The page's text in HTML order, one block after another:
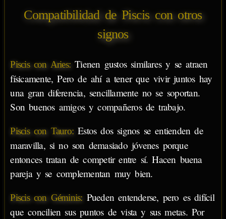
Compatibilidad de Piscis con otros
signos
Piscis con Aries: Tienen gustos similares y se atraen
físicamente, Pero de ahí a tener que vivir juntos hay
una gran diferencia, sencillamente no se soportan.
Son buenos amigos y compañeros de trabajo.
Piscis con Tauro: Estos dos signos se entienden de
maravilla, si no son demasiado jóvenes porque
entonces tratan de competir entre sí. Hacen buena
pareja y se complementan muy bien.
Piscis con Géminis: Pueden entenderse, pero es difícil
que concilien sus puntos de vista y sus metas. Por